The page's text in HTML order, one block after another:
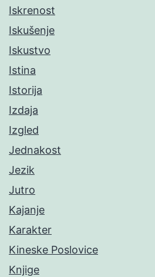
Iskrenost
Iskušenje
Iskustvo
Istina
Istorija
Izdaja
Izgled
Jednakost
Jezik
Jutro
Kajanje
Karakter
Kineske Poslovice
Knjige